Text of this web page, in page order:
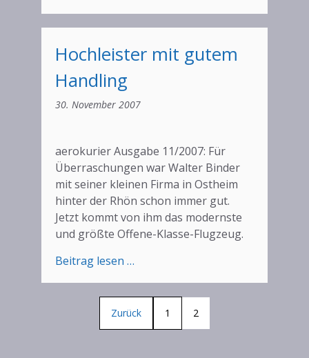
für
Speed
Hochleister mit gutem
Handling
30. November 2007
aerokurier Ausgabe 11/2007: Für
Überraschungen war Walter Binder
mit seiner kleinen Firma in Ostheim
hinter der Rhön schon immer gut.
Jetzt kommt von ihm das modernste
und größte Offene-Klasse-Flugzeug.
Beitrag lesen …
mit
gutem
Handling
Zurück 1 2